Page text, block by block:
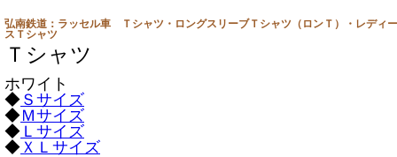
弘南鉄道：ラッセル車 Ｔシャツ・ロングスリーブＴシャツ（ロンＴ）・レディー
スＴシャツ
Ｔシャツ
ホワイト
◆ Ｓサイズ
◆Ｍサイズ
◆ Ｌサイズ
◆ ＸＬサイズ